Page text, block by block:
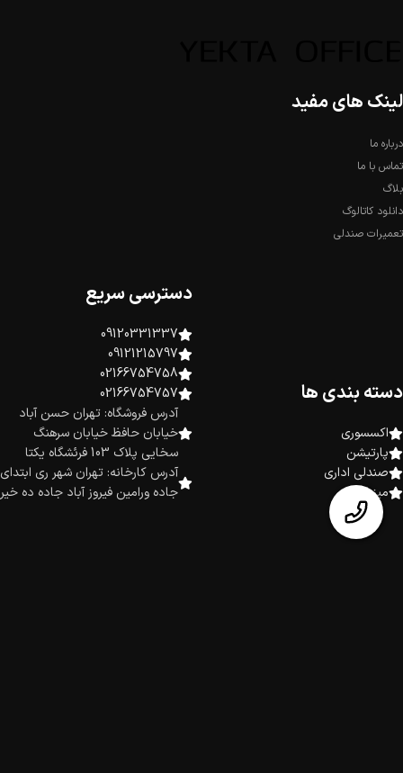
لینک های مفید
درباره ما
تماس با ما
بلاگ
دانلود کاتالوگ
تعمیرات صندلی
دسته بندی ها
اکسسوری
پارتیشن
صندلی اداری
میز اداری
دسترسی سریع
09120331337
09121215797
02166754758
02166754757
آدرس فروشگاه: تهران حسن آباد
خیابان حافظ خیابان سرهنگ
سخایی پلاک 103 فرئشگاه یکتا
آدرس کارخانه: تهران شهر ری ابتدای
جاده ورامین فیروز آباد جاده ده خیر